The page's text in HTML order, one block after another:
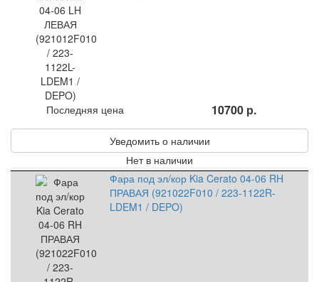
Последняя цена 10700 р.
Уведомить о наличии
Нет в наличии
Фара под эл/кор Kia Cerato 04-06 RH
ПРАВАЯ (921022F010 / 223-1122R-
LDEM1 / DEPO)